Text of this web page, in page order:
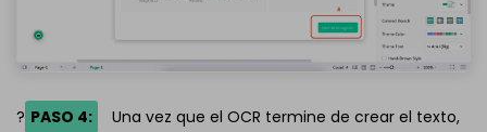
? PASO 4:
Una vez que el OCR termine de crear el texto,